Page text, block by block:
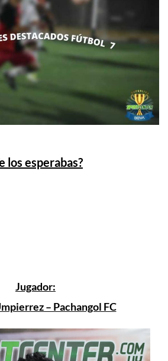
los esperabas?
Jugador:
– Pachangol FC